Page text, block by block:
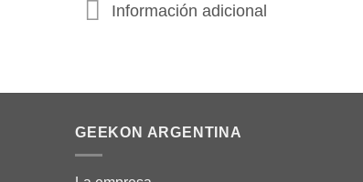
Información adicional
GEEKON ARGENTINA